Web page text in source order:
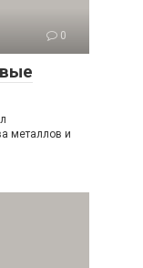
0
металлов и